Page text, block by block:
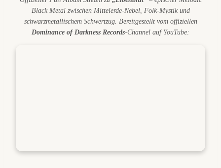
Black Metal zwischen Mittelerde-Nebel, Folk-Mystik und
schwarzmetallischem Schwertzug. Bereitgestellt vom offiziellen
Dominance of Darkness Records-Channel auf YouTube: